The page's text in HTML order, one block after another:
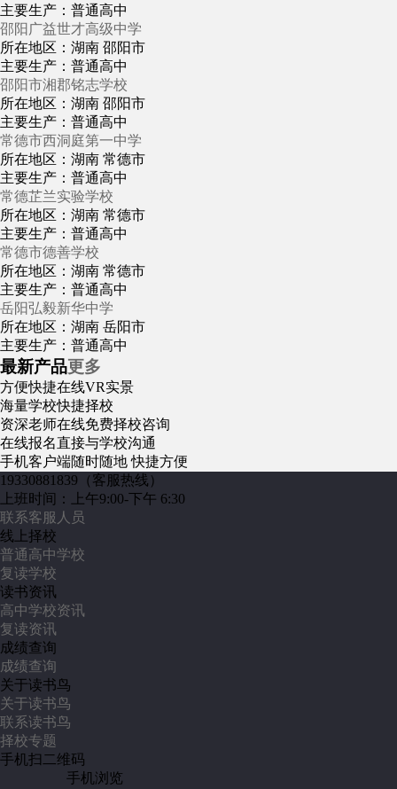
主要生产：普通高中
邵阳广益世才高级中学
所在地区：湖南 邵阳市
主要生产：普通高中
邵阳市湘郡铭志学校
所在地区：湖南 邵阳市
主要生产：普通高中
常德市西洞庭第一中学
所在地区：湖南 常德市
主要生产：普通高中
常德芷兰实验学校
所在地区：湖南 常德市
主要生产：普通高中
常德市德善学校
所在地区：湖南 常德市
主要生产：普通高中
岳阳弘毅新华中学
所在地区：湖南 岳阳市
主要生产：普通高中
最新产品更多
方便快捷在线VR实景
海量学校快捷择校
资深老师在线免费择校咨询
在线报名直接与学校沟通
手机客户端随时随地 快捷方便
19330881839 （客服热线）
上班时间：上午9:00-下午 6:30
联系客服人员
线上择校
普通高中学校
复读学校
读书资讯
高中学校资讯
复读资讯
成绩查询
成绩查询
关于读书鸟
关于读书鸟
联系读书鸟
择校专题
手机扫二维码
手机浏览